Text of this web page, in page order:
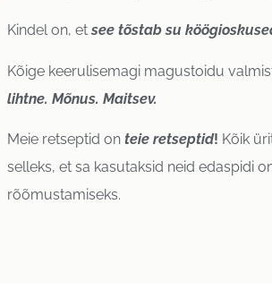
Kindel on, etsee tõstab su
Kõige keerulisemagi magustoidu
lihtne. Mõnus. Maitsev.
Meie retseptid onteie retseptid! Kõik
selleks, et sa kasutaksid neid edaspidi
rõõmustamiseks.